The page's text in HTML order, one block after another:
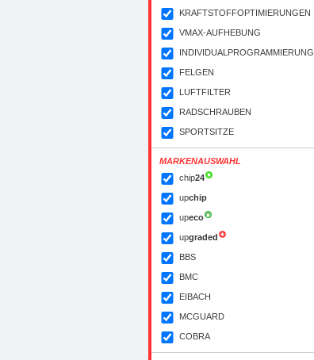
KRAFTSTOFFOPTIMIERUNGEN
VMAX-AUFHEBUNG
INDIVIDUALPROGRAMMIERUNG
FELGEN
LUFTFILTER
RADSCHRAUBEN
SPORTSITZE
MARKENAUSWAHL
chip24
upchip
upeco
upgraded
BBS
BMC
EIBACH
MCGUARD
COBRA